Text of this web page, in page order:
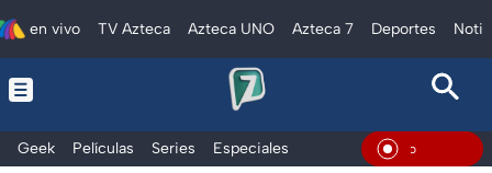
en vivo TV Azteca Azteca UNO Azteca 7 Deportes
Geek Películas Series Especiales En Vivo